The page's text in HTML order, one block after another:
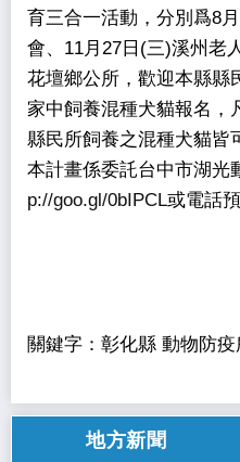
育三合一活動，分別爲8
會、11月27日(三)溪州老
花壇鄉公所，歡迎本縣縣
家中飼養混種犬貓報名，
縣民所飼養之混種犬貓皆
本計畫係委託台中市湖光
p://goo.gl/0bIPCL或電話
關鍵字：彰化縣 動物防
地方新聞